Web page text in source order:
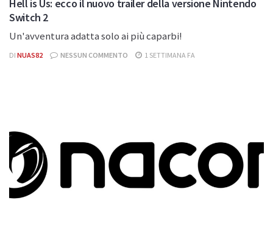
Hell is Us: ecco il nuovo trailer della versione Nintendo
Switch 2
Un'avventura adatta solo ai più caparbi!
DI NUAS82 NESSUN COMMENTO 1 SETTIMANA FA